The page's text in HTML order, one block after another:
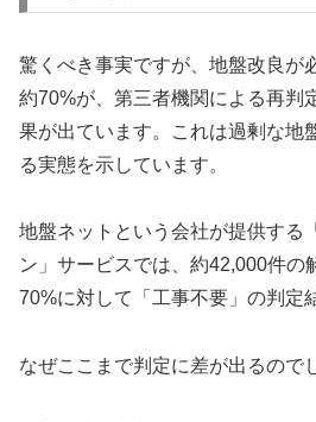
驚くべき事実ですが、地盤改良が
約70%が、第三者機関による再判
果が出ています。これは過剰な地
る実態を示しています。
地盤ネットという会社が提供する
ン」サービスでは、約42,000件の
70%に対して「工事不要」の判定
なぜここまで判定に差が出るので